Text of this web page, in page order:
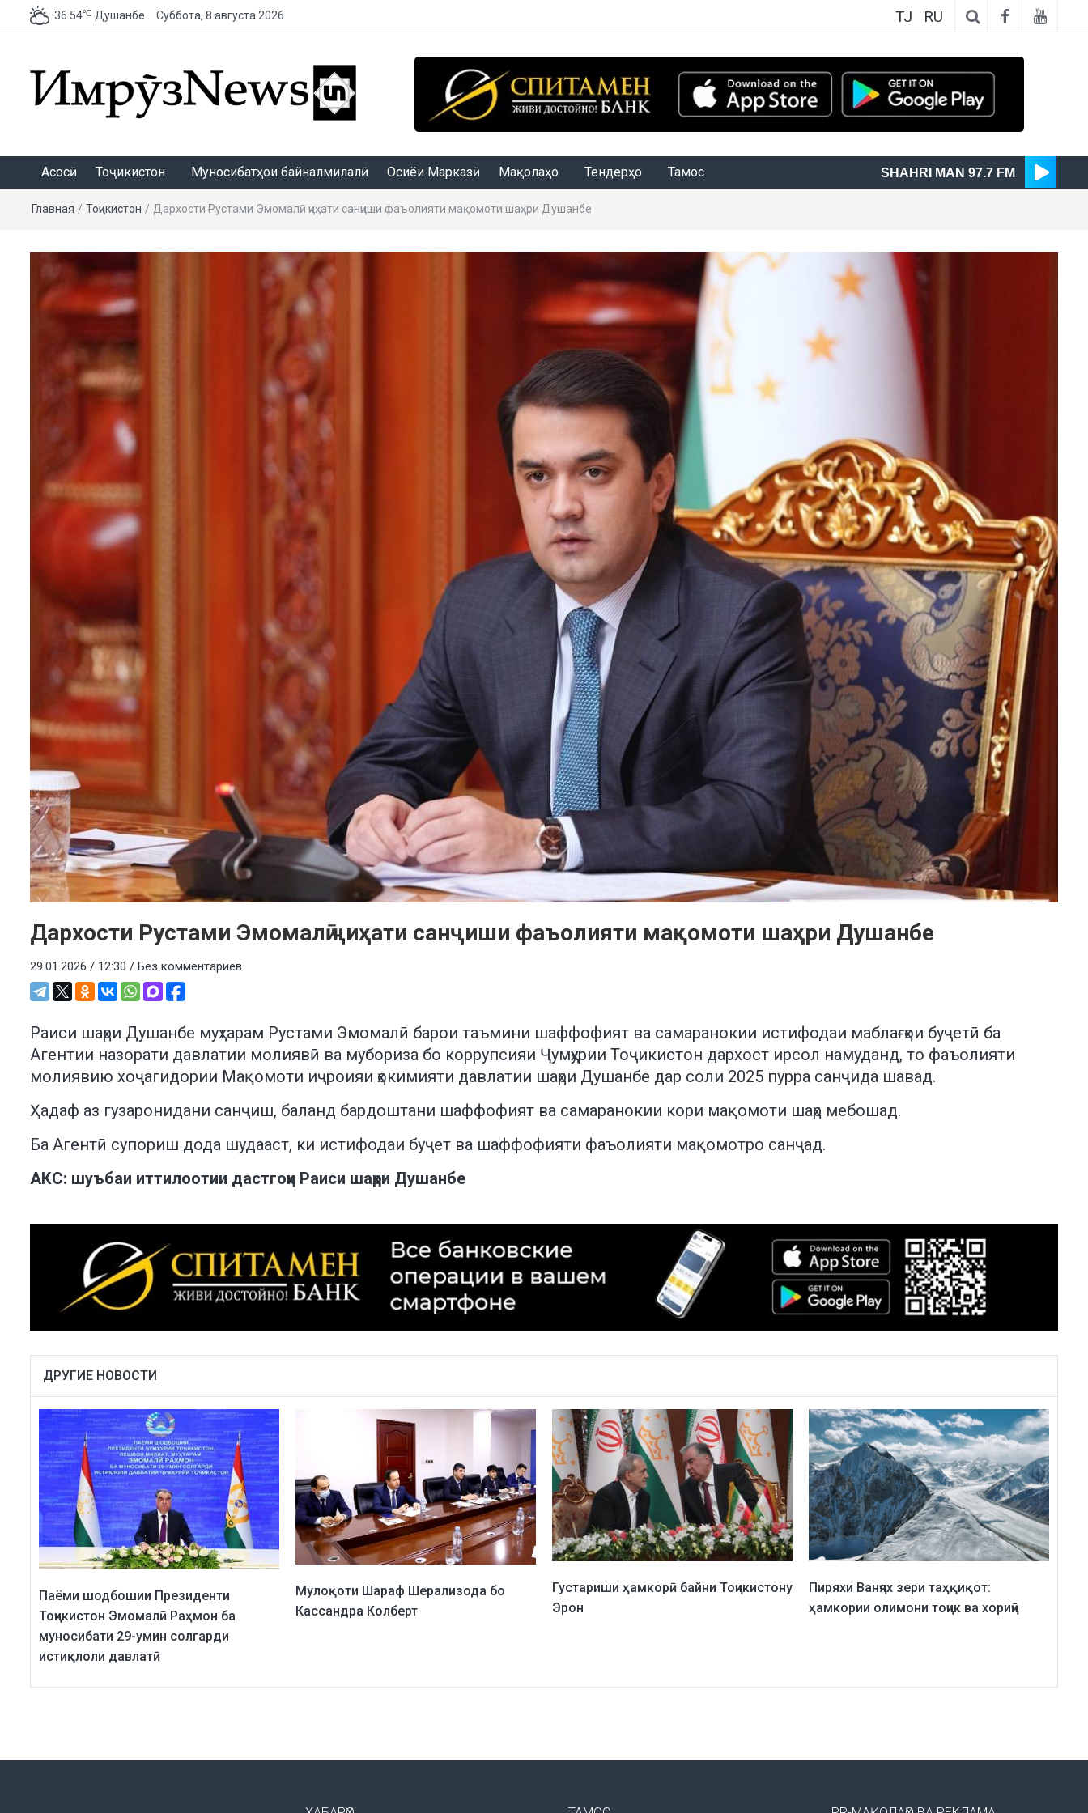
36.54℃ Душанбе Суббота, 8 августа 2026 TJ RU
Асосӣ Тоҷикистон Муносибатҳои байналмилалӣ Осиёи Марказӣ Мақолаҳо Тендерҳо Тамос SHAHRI MAN 97.7 FM
Главная / Тоҷикистон / Дархости Рустами Эмомалӣ ҷиҳати санҷиши фаъолияти мақомоти шаҳри Душанбе
Дархости Рустами Эмомалӣ ҷиҳати санҷиши фаъолияти мақомоти шаҳри Душанбе
29.01.2026 / 12:30 / Без комментариев
Раиси шаҳри Душанбе муҳтарам Рустами Эмомалӣ барои таъмини шаффофият ва самаранокии истифодаи маблағҳои буҷетӣ ба
Агентии назорати давлатии молиявӣ ва мубориза бо коррупсияи Ҷумҳурии Тоҷикистон дархост ирсол намуданд, то фаъолияти
молиявию хоҷагидории Мақомоти иҷроияи ҳокимияти давлатии шаҳри Душанбе дар соли 2025 пурра санҷида шавад.
Ҳадаф аз гузаронидани санҷиш, баланд бардоштани шаффофият ва самаранокии кори мақомоти шаҳр мебошад.
Ба Агентӣ супориш дода шудааст, ки истифодаи буҷет ва шаффофияти фаъолияти мақомотро санҷад.
АКС: шуъбаи иттилоотии дастгоҳи Раиси шаҳри Душанбе
ДРУГИЕ НОВОСТИ
Паёми шодбошии Президенти
Тоҷикистон Эмомалӣ Раҳмон ба
муносибати 29-умин солгарди
истиқлоли давлатӣ
Мулоқоти Шараф Шерализода бо
Кассандра Колберт
Густариши ҳамкорӣ байни Тоҷикистону
Эрон
Пиряхи Ванҷях зери таҳқиқот:
ҳамкории олимони тоҷик ва хориҷӣ